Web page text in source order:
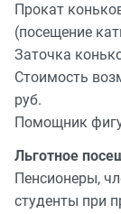
Прокат
(посещение
Заточка
Стоимость
руб.
Помощник
Льготное
Пенсионеры,
студенты при